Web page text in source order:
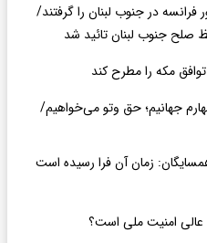
در جنوب لبنان را گرفتند/
صلح جنوب لبنان تائید شد
مکه را مطرح کند
جهانیم؛ حق وتو می‌خواهیم/
زمان آن فرا رسیده است
‌عالی امنیت ملی است؟